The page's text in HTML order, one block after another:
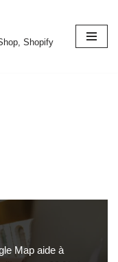
Shopify
Map aide à